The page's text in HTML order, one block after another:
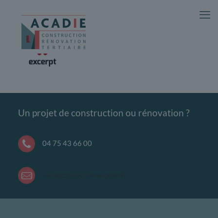
Un projet de construction ou rénovation ?
04 75 43 66 00